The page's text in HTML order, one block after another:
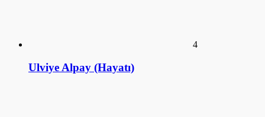
4
Ulviye Alpay (Hayatı)